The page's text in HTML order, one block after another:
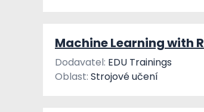
Machine Learning with R
Dodavatel: EDU Trainings
Oblast: Strojové učení